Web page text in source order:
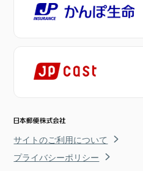
サイトのご利用について
プライバシーポリシー